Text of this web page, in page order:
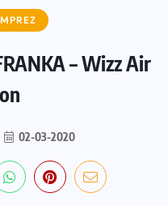
– Wizz Air
02-03-2020